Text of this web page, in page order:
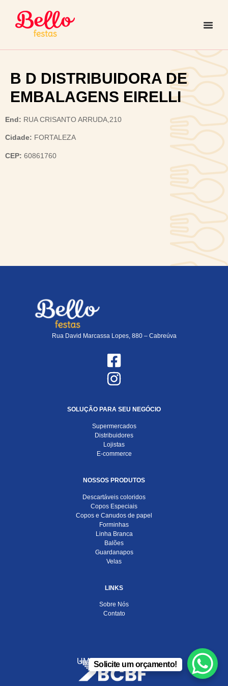
B D DISTRIBUIDORA DE
EMBALAGENS EIRELLI
End: RUA CRISANTO ARRUDA,210
Cidade: FORTALEZA
CEP: 60861760
Rua David Marcassa Lopes, 880 – Cabreúva
SOLUÇÃO PARA SEU NEGÓCIO
Supermercados
Distribuidores
Lojistas
E-commerce
NOSSOS PRODUTOS
Descartáveis coloridos
Copos Especiais
Copos e Canudos de papel
Forminhas
Linha Branca
Balões
Guardanapos
Velas
LINKS
Sobre Nós
Contato
UMA EMPRESA DO
Solicite um orçamento!